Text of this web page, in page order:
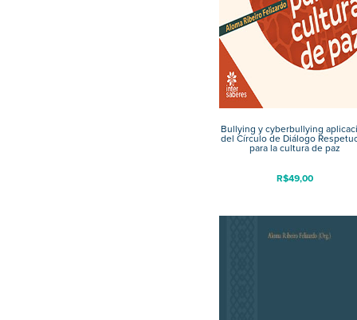
Bullying y cyberbullying
del Círculo de Diálogo
para la cultura de paz
R$49,00